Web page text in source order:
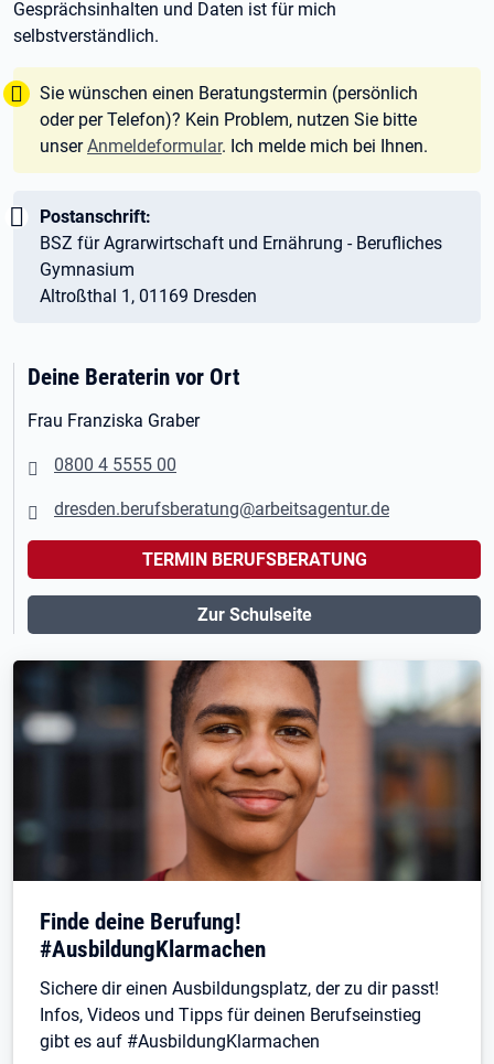
Gesprächsinhalten und Daten ist für mich
selbstverständlich.
Tipp:
Sie wünschen einen Beratungstermin (persönlich
oder per Telefon)? Kein Problem, nutzen Sie bitte
unserAnmeldeformular. Ich melde mich bei Ihnen.
Wichtig:
Postanschrift:
BSZ für Agrarwirtschaft und Ernährung - Berufliches
Gymnasium
Altroßthal 1, 01169 Dresden
Deine Beraterin vor Ort
Frau Franziska Graber
0800 4 5555 00
dresden.berufsberatung@arbeitsagentur.de
TERMIN BERUFSBERATUNG
Zur Schulseite
Finde deine Berufung!
#AusbildungKlarmachen
Sichere dir einen Ausbildungsplatz, der zu dir passt!
Infos, Videos und Tipps für deinen Berufseinstieg
gibt es auf #AusbildungKlarmachen